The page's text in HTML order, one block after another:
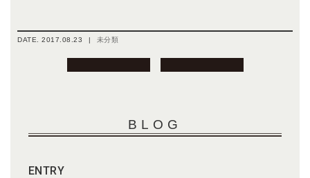
DATE.2017.08.23 | 未分類
BLOG
ENTRY